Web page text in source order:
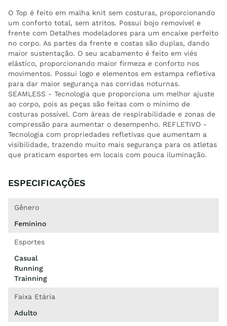
O Top é feito em malha knit sem costuras, proporcionando
um conforto total, sem atritos. Possui bojo removível e
frente com Detalhes modeladores para um encaixe perfeito
no corpo. As partes da frente e costas são duplas, dando
maior sustentação. O seu acabamento é feito em viés
elástico, proporcionando maior firmeza e conforto nos
movimentos. Possui logo e elementos em estampa refletiva
para dar maior segurança nas corridas noturnas.
SEAMLESS - Tecnologia que proporciona um melhor ajuste
ao corpo, pois as peças são feitas com o mínimo de
costuras possível. Com áreas de respirabilidade e zonas de
compressão para aumentar o desempenho. REFLETIVO -
Tecnologia com propriedades refletivas que aumentam a
visibilidade, trazendo muito mais segurança para os atletas
que praticam esportes em locais com pouca iluminação.
ESPECIFICAÇÕES
Gênero
Feminino
Esportes
Casual
Running
Trainning
Faixa Etária
Adulto